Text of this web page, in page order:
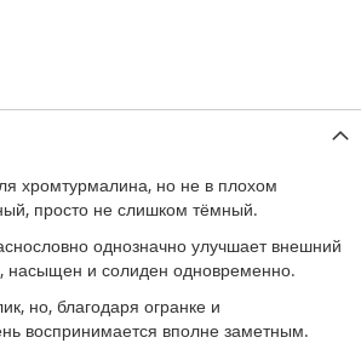
хромтурмалина, но не в плохом
просто не слишком тёмный.
однозначно улучшает внешний
насыщен и солиден одновременно.
но, благодаря огранке и
воспринимается вполне заметным.